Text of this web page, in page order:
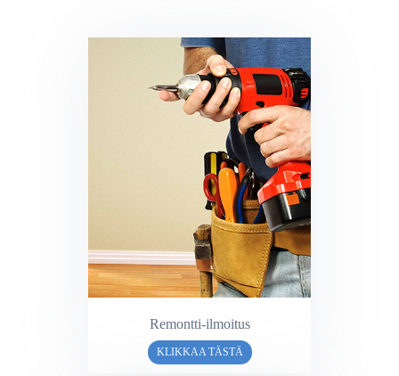
Remontti-ilmoitus
KLIKKAA TÄSTÄ